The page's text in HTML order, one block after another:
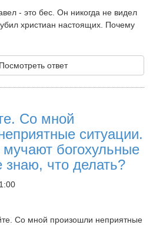
- это бес. Он никогда не видел
христиан настоящих. Почему
Посмотреть ответ
Со мной
ситуации.
богохульные
что делать?
Со мной произошли неприятные